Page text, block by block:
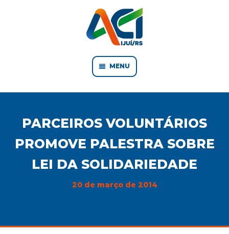
MENU
PARCEIROS VOLUNTÁRIOS
PROMOVE PALESTRA SOBRE
LEI DA SOLIDARIEDADE
20 de março de 2014